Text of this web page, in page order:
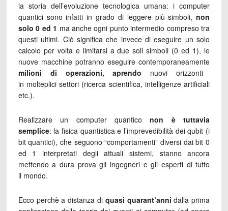
la storia dell’evoluzione tecnologica umana: i computer
quantici sono infatti in grado di leggere più simboli,non
solo 0 ed 1 ma anche ogni punto intermedio compreso tra
questi ultimi. Ciò significa che invece di eseguire un solo
calcolo per volta e limitarsi a due soli simboli (0 ed 1), le
nuove macchine potranno eseguire contemporaneamente
milioni di operazioni, aprendo nuovi orizzonti
in molteplici settori (ricerca scientifica, intelligenze artificiali
etc.).
Realizzare un computer quantico non è tuttavia
semplice: la fisica quantistica e l’imprevedibilità dei qubit (i
bit quantici), che seguono “comportamenti” diversi dai bit 0
ed 1 interpretati degli attuali sistemi, stanno ancora
mettendo a dura prova gli ingegneri e gli esperti di tutto
il mondo.
Ecco perchè a distanza di quasi quarant’anni dalla prima